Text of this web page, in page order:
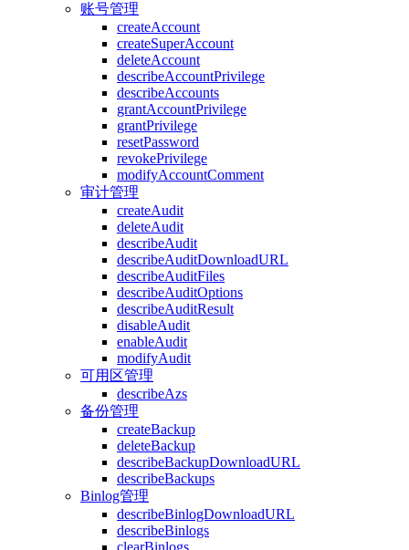
账号管理
createAccount
createSuperAccount
deleteAccount
describeAccountPrivilege
describeAccounts
grantAccountPrivilege
grantPrivilege
resetPassword
revokePrivilege
modifyAccountComment
审计管理
createAudit
deleteAudit
describeAudit
describeAuditDownloadURL
describeAuditFiles
describeAuditOptions
describeAuditResult
disableAudit
enableAudit
modifyAudit
可用区管理
describeAzs
备份管理
createBackup
deleteBackup
describeBackupDownloadURL
describeBackups
Binlog管理
describeBinlogDownloadURL
describeBinlogs